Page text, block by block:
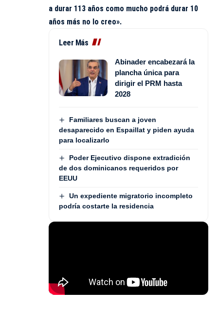
a durar 113 años como mucho podrá durar 10
años más no lo creo».
Leer Más
Abinader encabezará la
plancha única para
dirigir el PRM hasta
2028
Familiares buscan a joven
desaparecido en Espaillat y piden ayuda
para localizarlo
Poder Ejecutivo dispone extradición
de dos dominicanos requeridos por
EEUU
Un expediente migratorio incompleto
podría costarte la residencia